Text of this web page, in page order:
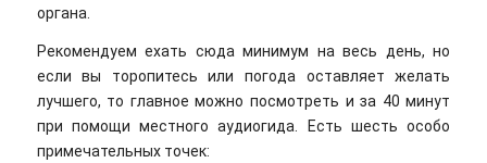
органа.
Рекомендуем ехать сюда минимум на весь день, но
если вы торопитесь или погода оставляет желать
лучшего, то главное можно посмотреть и за 40 минут
при помощи местного аудиогида. Есть шесть особо
примечательных точек: